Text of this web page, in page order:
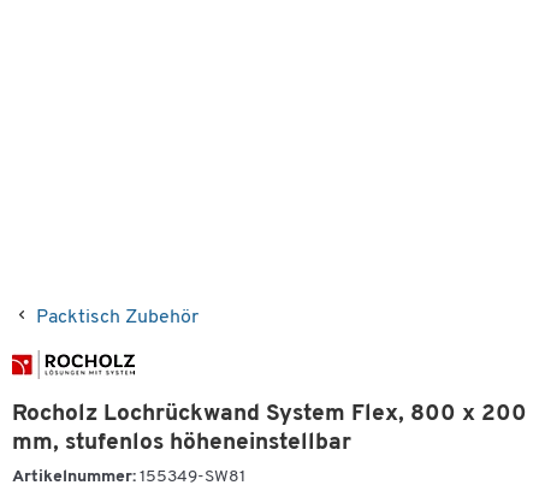
Packtisch Zubehör
Rocholz Lochrückwand System Flex, 800 x 200
mm, stufenlos höheneinstellbar
Artikelnummer: 155349-SW81